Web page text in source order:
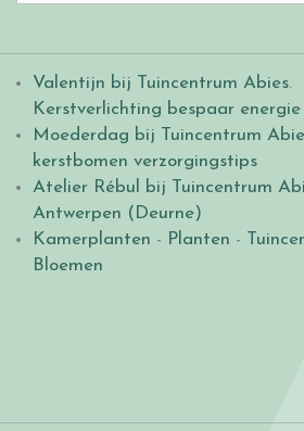
Valentijn bij Tuincentrum Abies
Kerstverlichting bespaar energie
Moederdag bij Tuincentrum
kerstbomen verzorgingstips
Atelier Rébul bij Tuincentrum
Antwerpen (Deurne)
Kamerplanten - Planten -
Bloemen